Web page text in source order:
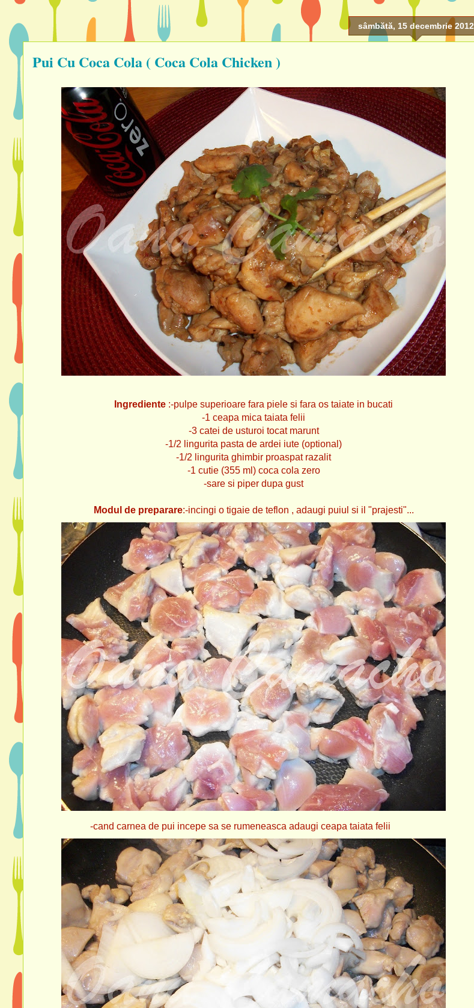
sâmbătă, 15 decembrie 2012
Pui Cu Coca Cola ( Coca Cola Chicken )
Ingrediente :-pulpe superioare fara piele si fara os taiate in bucati
-1 ceapa mica taiata felii
-3 catei de usturoi tocat marunt
-1/2 lingurita pasta de ardei iute (optional)
-1/2 lingurita ghimbir proaspat razalit
-1 cutie (355 ml) coca cola zero
-sare si piper dupa gust
Modul de preparare:-incingi o tigaie de teflon , adaugi puiul si il "prajesti"...
-cand carnea de pui incepe sa se rumeneasca adaugi ceapa taiata felii